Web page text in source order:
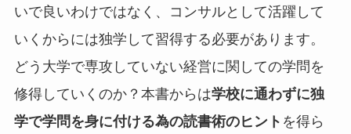
いで良いわけではなく、コンサルとして活躍して
いくからには独学して習得する必要があります。
どう大学で専攻していない経営に関しての学問を
修得していくのか？本書からは学校に通わずに独
学で学問を身に付ける為の読書術のヒント を得ら